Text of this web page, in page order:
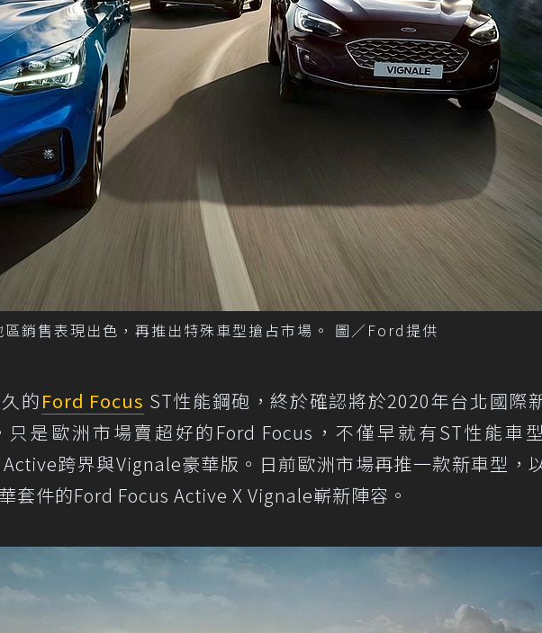
銷售表現出色，再推出特殊車型搶占市場。 圖／Ford提供
的Ford Focus ST性能鋼砲，終於確認將於2020年台北國際
只是歐洲市場賣超好的Ford Focus，不僅早就有ST性能車
跨界與Vignale豪華版。日前歐洲市場再推一款新車型，
套件的Ford Focus Active X Vignale嶄新陣容。